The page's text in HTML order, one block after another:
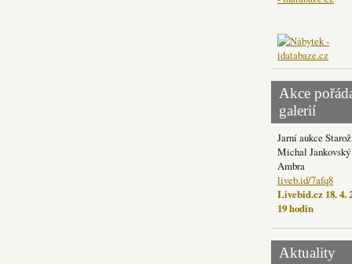
Akce
galerií
Jarní aukce
Michal
Ambra
liveb.id/7afq8
Livebid.cz 18. 4.
19 hodin
Aktuality